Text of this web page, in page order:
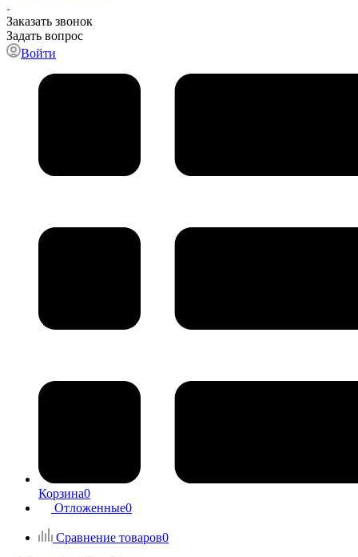
Заказать звонок
Задать вопрос
Войти
Корзина0
Отложенные0
Сравнение товаров0